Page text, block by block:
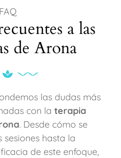
FAQ
a las
de Arona
las dudas más
con la terapia
. Desde cómo se
sesiones hasta la
de este enfoque,